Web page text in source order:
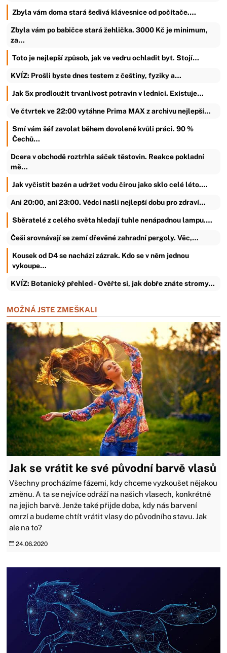
Zbyla vám doma stará šedivá klávesnice od počítače.…
Zbyla vám po babičce stará žehlička. 3000 Kč je minimum,
za…
Toto je nejlepší způsob, jak ve vedru ochladit byt. Stojí…
KVÍZ: Prošli byste dnes testem z češtiny, fyziky a…
Jak 5x prodloužit trvanlivost potravin v lednici. Existuje…
Ve čtvrtek ve 22:00 vytáhne Prima MAX z archivu nejlepší…
Smí vám šéf zavolat během dovolené kvůli práci. 90 %
Čechů…
Dcera v obchodě roztrhla sáček těstovin. Reakce pokladní
mě…
Jak vyčistit bazén a udržet vodu čirou jako sklo celé léto.…
Ani 20:00, ani 23:00. Vědci našli nejlepší dobu pro zdraví…
Sběratelé z celého světa hledají tuhle nenápadnou lampu.…
Češi srovnávají se zemí dřevěné zahradní pergoly. Věc,…
Kousek od D4 se nachází zázrak. Kdo se v něm jednou
vykoupe…
KVÍZ: Botanický přehled - Ověřte si, jak dobře znáte stromy…
MOŽNÁ JSTE ZMEŠKALI
Jak se vrátit ke své původní barvě vlasů
Všechny procházíme fázemi, kdy chceme vyzkoušet nějakou
změnu. A ta se nejvíce odráží na našich vlasech, konkrétně
na jejich barvě. Jenže také přijde doba, kdy nás barvení
omrzí a budeme chtít vrátit vlasy do původního stavu. Jak
ale na to?
24.06.2020